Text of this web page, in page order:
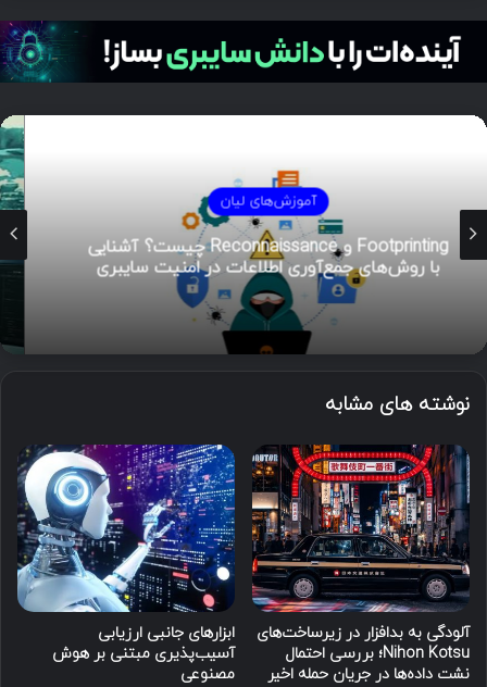
آموزش‌های لیان
هوش تهدیدات سایبری (CTI)؛ راهنمای جامع از
تحلیل تا مدیریت رخداد
نوشته های مشابه
آلودگی به بدافزار در زیرساخت‌های
Nihon Kotsu؛ بررسی احتمال
نشت داده‌ها در جریان حمله اخیر
ابزارهای جانبی ارزیابی
آسیب‌پذیری مبتنی بر هوش
مصنوعی